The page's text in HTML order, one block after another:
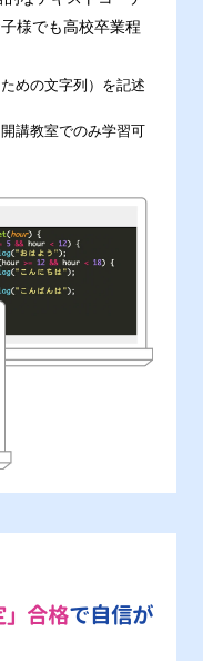
様でも高校卒業程
めの文字列）を記述
講教室でのみ学習可
」合格で自信が